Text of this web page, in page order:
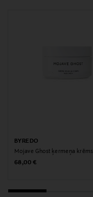
BYREDO
Mojave Ghost ķermeņa krēms
Original Price
68,00 €